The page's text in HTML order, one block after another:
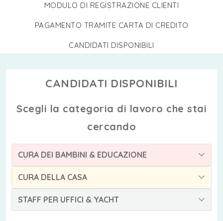
MODULO DI REGISTRAZIONE CLIENTI
PAGAMENTO TRAMITE CARTA DI CREDITO
CANDIDATI DISPONIBILI
CANDIDATI DISPONIBILI
Scegli la categoria di lavoro che stai
cercando
CURA DEI BAMBINI & EDUCAZIONE
CURA DELLA CASA
STAFF PER UFFICI & YACHT